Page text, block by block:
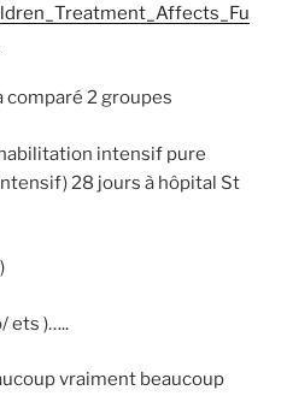
2 groupes
intensif pure
28 jours à hôpital St
ets )…..
vraiment beaucoup